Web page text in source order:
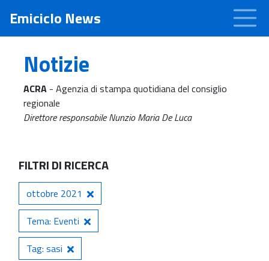
Emiciclo News
Notizie
ACRA - Agenzia di stampa quotidiana del consiglio
regionale
Direttore responsabile Nunzio Maria De Luca
FILTRI DI RICERCA
ottobre 2021
Tema: Eventi
Tag: sasi